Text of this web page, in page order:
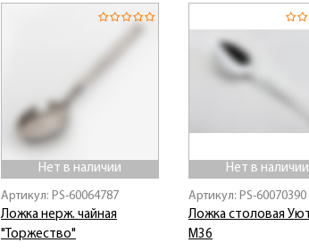
Нет в наличии
Артикул: PS-60064787
Ложка нерж. чайная
"Торжество"
Нет в наличии
Артикул: PS-60070390
Ложка столовая
М36